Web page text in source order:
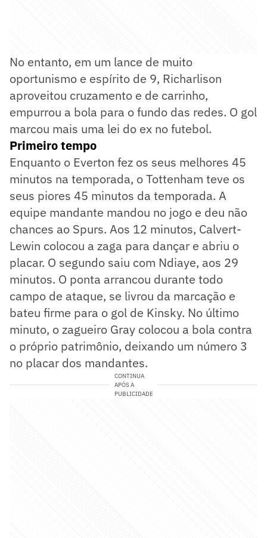
No entanto, em um lance de muito
oportunismo e espírito de 9, Richarlison
aproveitou cruzamento e de carrinho,
empurrou a bola para o fundo das redes. O gol
marcou mais uma lei do ex no futebol.
Primeiro tempo
Enquanto o Everton fez os seus melhores 45
minutos na temporada, o Tottenham teve os
seus piores 45 minutos da temporada. A
equipe mandante mandou no jogo e deu não
chances ao Spurs. Aos 12 minutos, Calvert-
Lewin colocou a zaga para dançar e abriu o
placar. O segundo saiu com Ndiaye, aos 29
minutos. O ponta arrancou durante todo
campo de ataque, se livrou da marcação e
bateu firme para o gol de Kinsky. No último
minuto, o zagueiro Gray colocou a bola contra
o próprio patrimônio, deixando um número 3
no placar dos mandantes.
CONTINUA
APÓS A
PUBLICIDADE